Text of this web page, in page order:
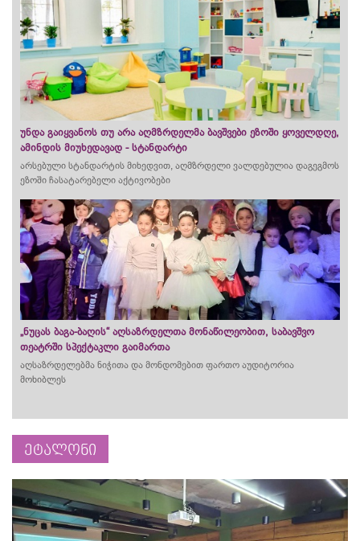
უნდა გაიყვანოს თუ არა აღმზრდელმა ბავშვები ეზოში ყოველდღე,
ამინდის მიუხედავად - სტანდარტი
არსებული სტანდარტის მიხედვით, აღმზრდელი ვალდებულია დაგეგმოს
ეზოში ჩასატარებელი აქტივობები
„ნუცას ბაგა-ბაღის“ აღსაზრდელთა მონაწილეობით, საბავშვო
თეატრში სპექტაკლი გაიმართა
აღსაზრდელებმა ნიჭითა და მონდომებით ფართო აუდიტორია
მოხიბლეს
ეტალონი